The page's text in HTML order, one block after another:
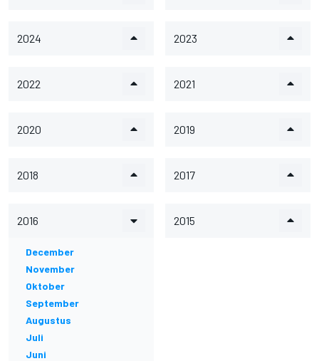
2024 2023
2022 2021
2020 2019
2018 2017
2016
December
November
Oktober
September
Augustus
Juli
Juni
2015